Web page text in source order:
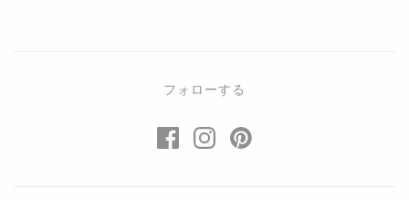
フォローする